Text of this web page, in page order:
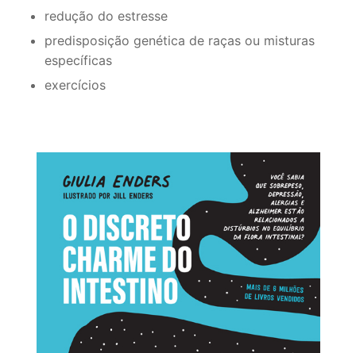
redução do estresse
predisposição genética de raças ou misturas
específicas
exercícios